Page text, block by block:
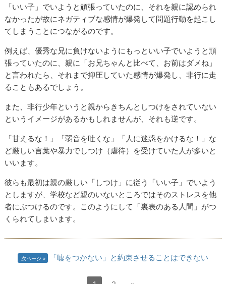
「いい子」でいようと頑張っていたのに、それを親に認められ
なかったが故にネガティブな感情が爆発して問題行動を起こし
てしまうことにつながるのです。
例えば、優秀な兄に負けないようにもっといい子でいようと頑
張っていたのに、親に「お兄ちゃんと比べて、お前はダメね」
と言われたら、それまで抑圧していた感情が爆発し、非行に走
ることもあるでしょう。
また、非行少年というと親からきちんとしつけをされていない
というイメージがあるかもしれませんが、それも逆です。
「甘えるな！」「弱音を吐くな」「人に迷惑をかけるな！」な
ど厳しい言葉や暴力でしつけ（虐待）を受けていた人が多いと
いいます。
彼らも最初は親の厳しい「しつけ」に従う「いい子」でいよう
としますが、学校など親のいないところではそのストレスを他
者にぶつけるのです。このようにして「裏表のある人間」がつ
くられてしまいます。
次ページ 「嘘をつかない」と約束させることはできない